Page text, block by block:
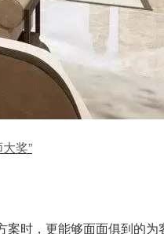
奖”
时，更能够面面俱到的为